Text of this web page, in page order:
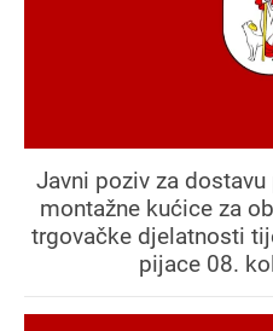
Javni poziv za
montažne kućice za
trgovačke djelatnosti
pijace 08.